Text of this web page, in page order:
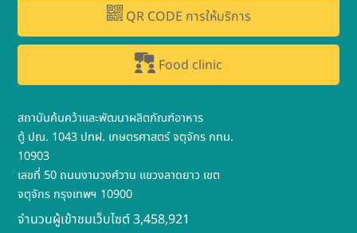
QR CODE การให้บริการ
Food clinic
สถาบันค้นคว้าและพัฒนาผลิตภัณฑ์อาหาร
ตู้ ปณ. 1043 ปทฝ. เกษตรศาสตร์ จตุจักร กทม.
10903
เลขที่ 50 ถนนงามวงศ์วาน แขวงลาดยาว เขต
จตุจักร กรุงเทพฯ 10900
จำนวนผู้เข้าชมเว็บไซต์ 3,458,921